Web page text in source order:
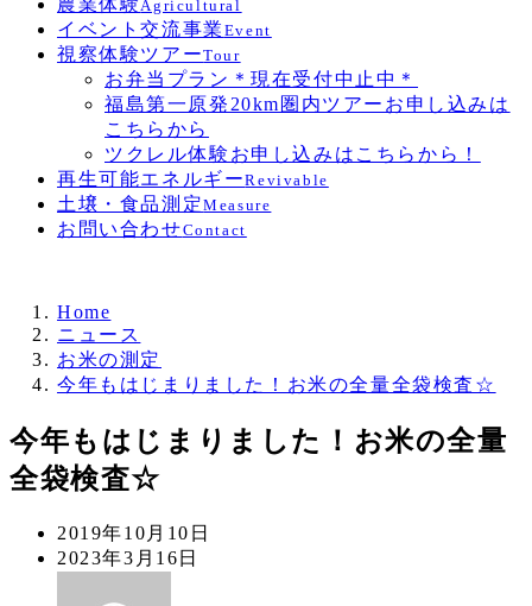
農業体験Agricultural
イベント交流事業 Event
視察体験ツアーTour
お弁当プラン＊現在受付中止中＊
福島第一原発20km圏内ツアーお申し込みは
こちらから
ツクレル体験お申し込みはこちらから！
再生可能エネルギーRevivable
土壌・食品測定Measure
お問い合わせContact
Home
ニュース
お米の測定
今年もはじまりました！お米の全量全袋検査☆
今年もはじまりました！お米の全量
全袋検査☆
投
稿
2019年10月10日
更
2023年3月16日